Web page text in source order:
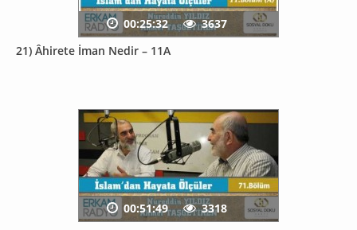
21) Âhirete İman Nedir – 11A
00:25:32 3637
00:51:49 3318